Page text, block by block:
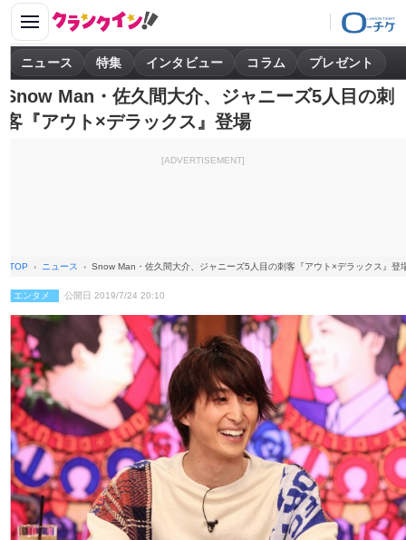
ニュース 特集 インタビュー コラム プレゼント
Snow Man・佐久間大介、ジャニーズ5人目の刺
客『アウト×デラックス』登場
[ADVERTISEMENT]
TOP ニュース Snow Man・佐久間大介、ジャニーズ5人目の刺客『アウト×デラックス』登
エンタメ 公開日 2019/7/24 20:10